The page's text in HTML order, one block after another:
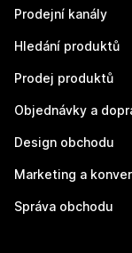
Prodejní kanály
Hledání produktů
Prodej produktů
Objednávky a
Design obchodu
Marketing a
Správa obchodu